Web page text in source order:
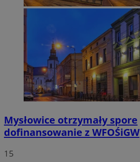
Mysłowice otrzymały spore
dofinansowanie z WFOŚiGW
15